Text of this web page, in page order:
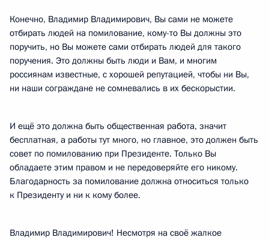
Конечно, Владимир Владимирович, Вы сами не можете
отбирать людей на помилование, кому-то Вы должны это
поручить, но Вы можете сами отбирать людей для такого
поручения. Это должны быть люди и Вам, и многим
россиянам известные, с хорошей репутацией, чтобы ни Вы,
ни наши сограждане не сомневались в их бескорыстии.
И ещё это должна быть общественная работа, значит
бесплатная, а работы тут много, но главное, это должен быть
совет по помилованию при Президенте. Только Вы
обладаете этим правом и не передоверяйте его никому.
Благодарность за помилование должна относиться только
к Президенту и ни к кому более.
Владимир Владимирович! Несмотря на своё жалкое